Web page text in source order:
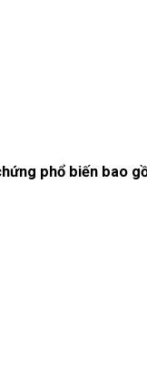
phổ biến bao